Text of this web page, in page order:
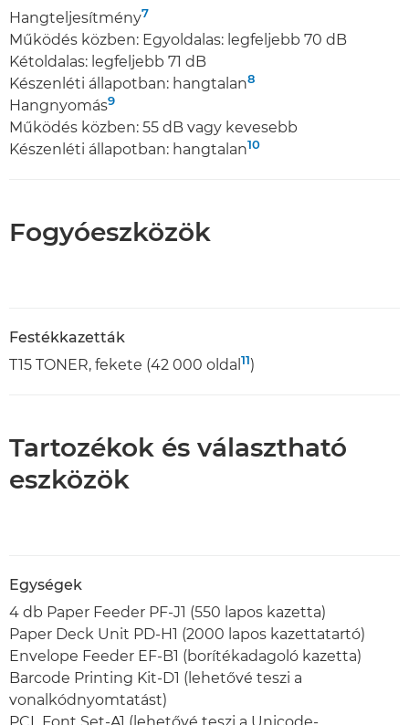
Hangteljesítmény7
Működés közben: Egyoldalas: legfeljebb 70 dB
Kétoldalas: legfeljebb 71 dB
Készenléti állapotban: hangtalan8
Hangnyomás9
Működés közben: 55 dB vagy kevesebb
Készenléti állapotban: hangtalan10
Fogyóeszközök
Festékkazetták
T15 TONER, fekete (42 000 oldal 11)
Tartozékok és választható
eszközök
Egységek
4 db Paper Feeder PF-J1 (550 lapos kazetta)
Paper Deck Unit PD-H1 (2000 lapos kazettatartó)
Envelope Feeder EF-B1 (borítékadagoló kazetta)
Barcode Printing Kit-D1 (lehetővé teszi a
vonalkódnyomtatást)